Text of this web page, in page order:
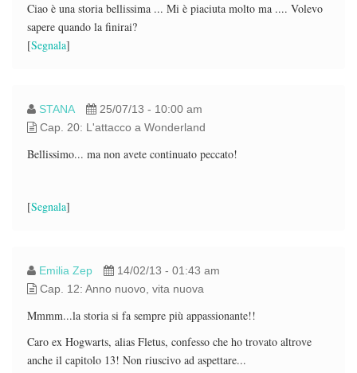
Ciao è una storia bellissima ... Mi è piaciuta molto ma .... Volevo
sapere quando la finirai?
[Segnala]
STANA
25/07/13 - 10:00 am
Cap. 20: L'attacco a Wonderland
Bellissimo... ma non avete continuato peccato!
[Segnala]
Emilia Zep
14/02/13 - 01:43 am
Cap. 12: Anno nuovo, vita nuova
Mmmm...la storia si fa sempre più appassionante!!
Caro ex Hogwarts, alias Fletus, confesso che ho trovato altrove
anche il capitolo 13! Non riuscivo ad aspettare...